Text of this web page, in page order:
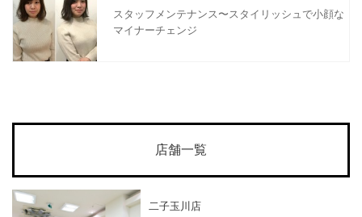
スタッフメンテナンス〜スタイリッシュで小顔な
マイナーチェンジ
店舗一覧
二子玉川店